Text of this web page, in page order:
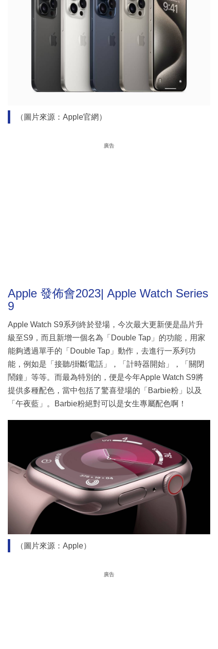
（圖片來源：Apple官網）
廣告
Apple 發佈會2023| Apple Watch Series
9
Apple Watch S9系列終於登場，今次最大更新便是晶片升
級至S9，而且新增一個名為「Double Tap」的功能，用家
能夠透過單手的​「Double Tap」動作，去進行一系列功
能，例如是「接聽/掛斷電話」，「計時器開始」，「關閉
鬧鐘」等等。而最為特別的，便是今年Apple Watch S9將
提供多種配色，當中包括了驚喜登場的「Barbie粉」以及
「午夜藍」。Barbie粉絕對可以是女生專屬配色啊！
（圖片來源：Apple）
廣告